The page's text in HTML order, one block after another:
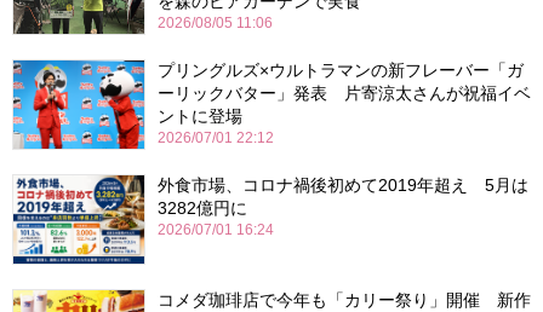
2026/08/05 11:06
プリングルズ×ウルトラマンの新フレーバー「ガ
ーリックバター」発表 片寄涼太さんが祝福イベ
ントに登場
2026/07/01 22:12
外食市場、コロナ禍後初めて2019年超え 5月は
3282億円に
2026/07/01 16:24
コメダ珈琲店で今年も「カリー祭り」開催 新作